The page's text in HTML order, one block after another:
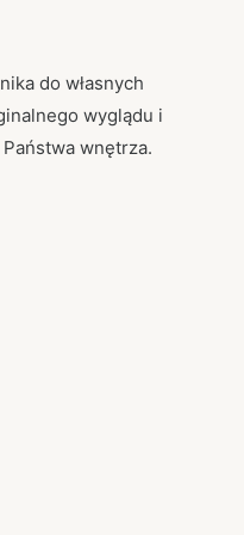
do własnych
wyglądu i
wnętrza.